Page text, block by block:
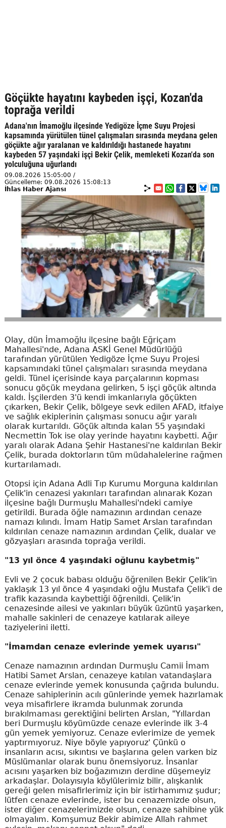
Göçükte hayatını kaybeden işçi, Kozan'da
toprağa verildi
Adana'nın İmamoğlu ilçesinde Yedigöze İçme Suyu Projesi
kapsamında yürütülen tünel çalışmaları sırasında meydana gelen
göçükte ağır yaralanan ve kaldırıldığı hastanede hayatını
kaybeden 57 yaşındaki işçi Bekir Çelik, memleketi Kozan'da son
yolculuğuna uğurlandı
09.08.2026 15:05:00 /
Güncelleme: 09.08.2026 15:08:13
İhlas Haber Ajansı
Olay, dün İmamoğlu ilçesine bağlı Eğriçam
Mahallesi'nde, Adana ASKİ Genel Müdürlüğü
tarafından yürütülen Yedigöze İçme Suyu Projesi
kapsamındaki tünel çalışmaları sırasında meydana
geldi. Tünel içerisinde kaya parçalarının kopması
sonucu göçük meydana gelirken, 5 işçi göçük altında
kaldı. İşçilerden 3'ü kendi imkanlarıyla göçükten
çıkarken, Bekir Çelik, bölgeye sevk edilen AFAD, itfaiye
ve sağlık ekiplerinin çalışması sonucu ağır yaralı
olarak kurtarıldı. Göçük altında kalan 55 yaşındaki
Necmettin Tok ise olay yerinde hayatını kaybetti. Ağır
yaralı olarak Adana Şehir Hastanesi'ne kaldırılan Bekir
Çelik, burada doktorların tüm müdahalelerine rağmen
kurtarılamadı.
Otopsi için Adana Adli Tıp Kurumu Morguna kaldırılan
Çelik'in cenazesi yakınları tarafından alınarak Kozan
ilçesine bağlı Durmuşlu Mahallesi'ndeki camiye
getirildi. Burada öğle namazının ardından cenaze
namazı kılındı. İmam Hatip Samet Arslan tarafından
kıldırılan cenaze namazının ardından Çelik, dualar ve
gözyaşları arasında toprağa verildi.
"13 yıl önce 4 yaşındaki oğlunu kaybetmiş"
Evli ve 2 çocuk babası olduğu öğrenilen Bekir Çelik'in
yaklaşık 13 yıl önce 4 yaşındaki oğlu Mustafa Çelik'i de
trafik kazasında kaybettiği öğrenildi. Çelik'in
cenazesinde ailesi ve yakınları büyük üzüntü yaşarken,
mahalle sakinleri de cenazeye katılarak aileye
taziyelerini iletti.
"İmamdan cenaze evlerinde yemek uyarısı"
Cenaze namazının ardından Durmuşlu Camii İmam
Hatibi Samet Arslan, cenazeye katılan vatandaşlara
cenaze evlerinde yemek konusunda çağrıda bulundu.
Cenaze sahiplerinin acılı günlerinde yemek hazırlamak
veya misafirlere ikramda bulunmak zorunda
bırakılmaması gerektiğini belirten Arslan, "Yıllardan
beri Durmuşlu köyümüzde cenaze evlerinde ilk 3-4
gün yemek yemiyoruz. Cenaze evlerimize de yemek
yaptırmıyoruz. Niye böyle yapıyoruz' Çünkü o
insanların acısı, sıkıntısı ve başlarına gelen varken biz
Müslümanlar olarak bunu önemsiyoruz. İnsanlar
acısını yaşarken biz boğazımızın derdine düşemeyiz
arkadaşlar. Dolayısıyla köylülerimiz bilir, alışkanlık
gereği gelen misafirlerimiz için bir istirhamımız şudur;
lütfen cenaze evlerinde, ister bu cenazemizde olsun,
ister diğer cenazelerimizde olsun, cenaze sahibine yük
olmayalım. Komşumuz Bekir abimize Allah rahmet